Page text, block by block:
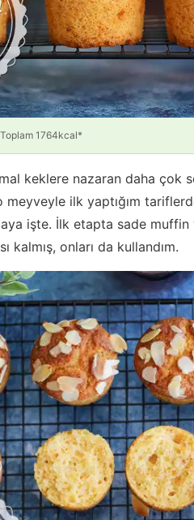
1764kcal*
keklere nazaran daha çok
ilk yaptığım
işte. İlk etapta sade
kalmış, onları da kullandım.